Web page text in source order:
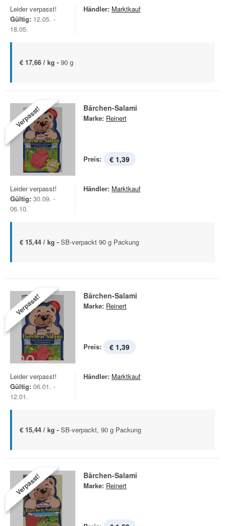
Leider verpasst!
Gültig: 12.05. -
18.05.
Händler: Marktkauf
€ 17,66 / kg - 90 g
Verpasst! Bärchen-Salami
Marke: Reinert
Preis: € 1,39
Leider verpasst!
Gültig: 30.09. -
06.10.
Händler: Marktkauf
€ 15,44 / kg - SB-verpackt 90 g Packung
Verpasst! Bärchen-Salami
Marke: Reinert
Preis: € 1,39
Leider verpasst!
Gültig: 06.01. -
12.01.
Händler: Marktkauf
€ 15,44 / kg - SB-verpackt, 90 g Packung
Verpasst! Bärchen-Salami
Marke: Reinert